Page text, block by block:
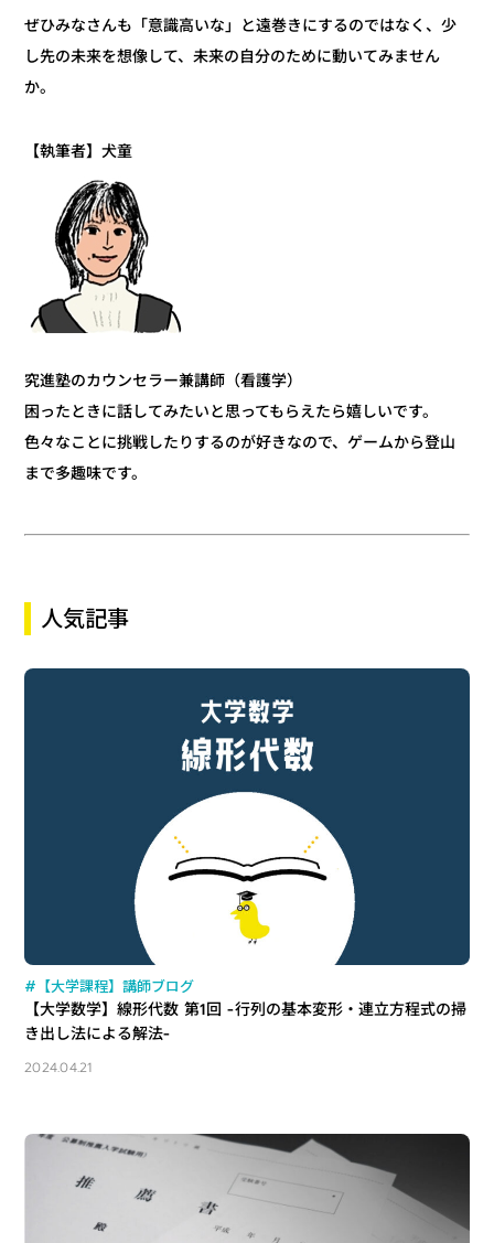
ぜひみなさんも「意識高いな」と遠巻きにするのではなく、少
し先の未来を想像して、未来の自分のために動いてみません
か。
【執筆者】犬童
究進塾のカウンセラー兼講師（看護学）
困ったときに話してみたいと思ってもらえたら嬉しいです。
色々なことに挑戦したりするのが好きなので、ゲームから登山
まで多趣味です。
人気記事
#【大学課程】講師ブログ
【大学数学】線形代数 第1回 -行列の基本変形・連立方程式の掃
き出し法による解法-
2024.04.21